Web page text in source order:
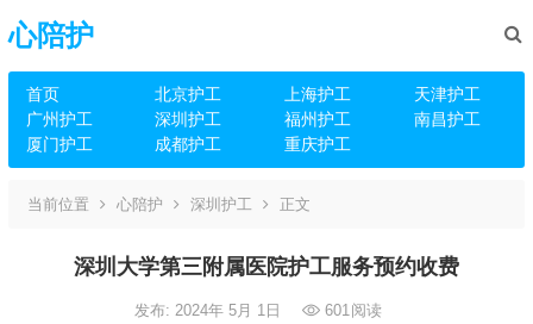
心陪护
首页 北京护工 上海护工
天津护工
广州护工
深圳护工 福州护工
南昌护工
厦门护工
成都护工 重庆护工
当前位置 心陪护 深圳护工 正文
深圳大学第三附属医院护工服务预约收费
发布: 2024年 5月 1日 601阅读